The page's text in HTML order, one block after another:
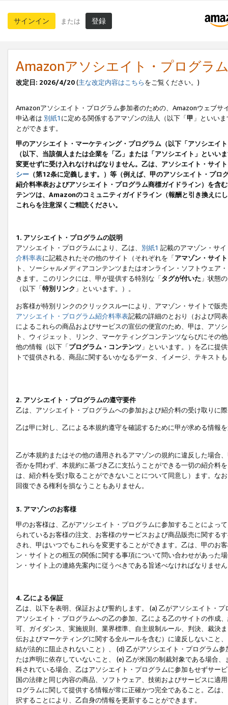
サインイン または 登録
Amazonアソシエイト・プログラ
改定日: 2026/4/20(主な改定内容はこちらをご覧ください。)
Amazonアソシエイト・プログラム参加者のための、Amazonウェブサ
申込者は 別紙1 に定める関係するアマゾンの法人（以下「甲 」といい
とができます。
甲のアソシエイト・マーケティング・プログラム（以下「アソシエイ
（以下、当該個人または企業を「乙」または「アソシエイト」とい
変更せずに受け入れなければなりません。乙は、アソシエイト・サイ
シー （第12条に定義します。）等（例えば、甲のアソシエイト・プ
紹介料率表およびアソシエイト・プログラム商標ガイドライン）を
テンツは、Amazonのコミュニティガイドライン（報酬と引き換えに
これらを注意深くご精読ください。
1. アソシエイト・プログラムの説明
アソシエイト・プログラムにより、乙は、 別紙1 記載のアマゾン・サ
介料率表に記載されたその他のサイト（それぞれを「アマゾン・サイト
ト、ソーシャルメディアコンテンツまたはオンライン・ソフトウェア
きます。このリンクには、甲が提供する特別な「タグが付いた 」状態
（以下「特別リンク 」といいます。）。
お客様が特別リンクのクリックスルーにより、アマゾン・サイトで販
アソシエイト・プログラム紹介料率表記載の詳細のとおり（および同
によるこれらの商品およびサービスの宣伝の便宜のため、甲は、アソ
ト、ウィジェット、リンク、マーケティングコンテンツならびにその
他の情報（以下「プログラム・コンテンツ 」といいます。）を乙に提
トで提供される、商品に関するいかなるデータ、イメージ、テキス
2. アソシエイト・プログラムの遵守要件
乙は、アソシエイト・プログラムへの参加および紹介料の受け取りに
乙は甲に対し、乙による本規約遵守を確認するために甲が求める情報
乙が本規約またはその他の適用されるアマゾンの規約に違反した場合
否かを問わず、本規約に基づき乙に支払うことができる一切の紹介料
は、紹介料を受け取ることができないことについて同意し）ます。な
回復できる権利を損なうこともありません。
3. アマゾンのお客様
甲のお客様は、乙がアソシエイト・プログラムに参加することによっ
られているお客様の注文、お客様のサービスおよび商品販売に関する
され、甲はいつでもこれらを変更することができます。乙は、甲のお
ン・サイトとの相互の関係に関する事項について問い合わせがあった
ン・サイト上の連絡先案内に従うべきである旨述べなければなりませ
4. 乙による保証
乙は、以下を表明、保証および誓約します。 (a) 乙がアソシエイト・
アソシエイト・プログラムへの乙の参加、乙による乙のサイトの作成
可、ガイダンス、実施規則、業界標準、自主規制ルール、判決、裁決
伝およびマーケティングに関する全ルールを含む）に違反しないこと
結が法的に阻止されないこと）、 (d) 乙がアソシエイト・プログラム
たは声明に依存していないこと、 (e) 乙が米国の制裁対象である場合
科されている場合、乙はアソシエイト・プログラムに参加もせずサー
国の法律と同じ内容の商品、ソフトウェア、技術およびサービスに適
ログラムに関して提供する情報が常に正確かつ完全であること。乙は
択することにより、乙自身の情報を更新することができます。